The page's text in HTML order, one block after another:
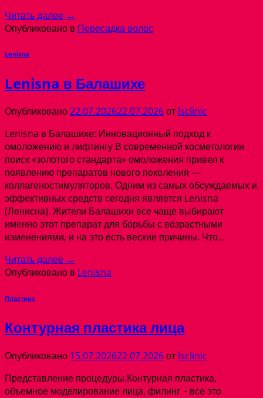
Читать далее →
Опубликовано в Пересадка волос
Lenisna
Lenisna в Балашихе
Опубликовано22.07.202622.07.2026от lsclinic
Lenisna в Балашихе: Инновационный подход к
омоложению и лифтингу В современной косметологии
поиск «золотого стандарта» омоложения привел к
появлению препаратов нового поколения —
коллагеностимуляторов. Одним из самых обсуждаемых и
эффективных средств сегодня является Lenisna
(Ленисна). Жители Балашихи все чаще выбирают
именно этот препарат для борьбы с возрастными
изменениями, и на это есть веские причины. Что…
Читать далее →
Опубликовано в Lenisna
Пластика
Контурная пластика лица
Опубликовано 15.07.202622.07.2026от lsclinic
Представление процедуры.Контурная пластика,
объемное моделирование лица, филинг – все это